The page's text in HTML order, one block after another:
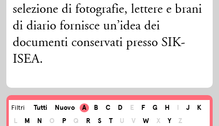
selezione di fotografie, lettere e brani
di diario fornisce un’idea dei
documenti conservati presso SIK-
ISEA.
Filtri Tutti Nuovo A B C D E F G H I J
K
L
M N O P Q R S T U V W X Y Z